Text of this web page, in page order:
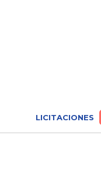
LICITACIONES